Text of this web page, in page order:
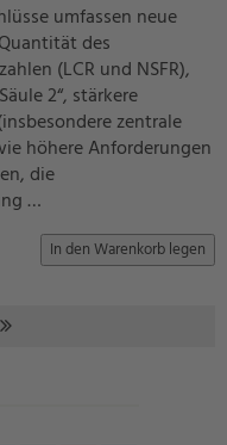
umfassen neue
des
(LCR und NSFR),
2“, stärkere
zentrale
höhere Anforderungen
die
…
nächste